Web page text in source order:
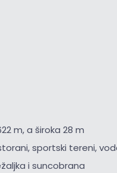
m, a široka 28 m
sportski tereni,
i suncobrana